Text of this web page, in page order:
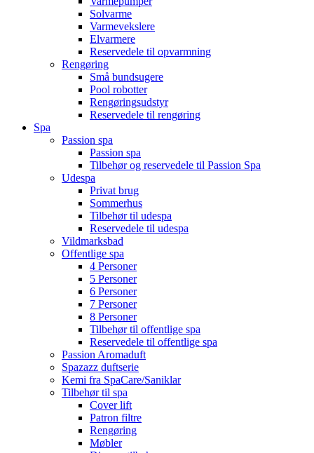
Solvarme
Varmevekslere
Elvarmere
Reservedele til opvarmning
Rengøring
Små bundsugere
Pool robotter
Rengøringsudstyr
Reservedele til rengøring
Spa
Passion spa
Passion spa
Tilbehør og reservedele til Passion Spa
Udespa
Privat brug
Sommerhus
Tilbehør til udespa
Reservedele til udespa
Vildmarksbad
Offentlige spa
4 Personer
5 Personer
6 Personer
7 Personer
8 Personer
Tilbehør til offentlige spa
Reservedele til offentlige spa
Passion Aromaduft
Spazazz duftserie
Kemi fra SpaCare/Saniklar
Tilbehør til spa
Cover lift
Patron filtre
Rengøring
Møbler